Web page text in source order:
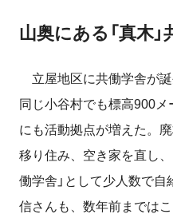
山奥にある「真木」
立屋地区に共働学舎が誕
同じ小谷村でも標高900
にも活動拠点が増えた。
移り住み、空き家を直し
働学舎」として少人数で自
信さんも、数年前までは